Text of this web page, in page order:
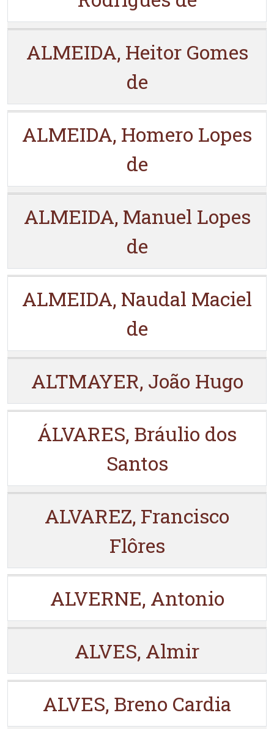
ALMEIDA, Heitor Gomes
de
ALMEIDA, Homero Lopes
de
ALMEIDA, Manuel Lopes
de
ALMEIDA, Naudal Maciel
de
ALTMAYER, João Hugo
ÁLVARES, Bráulio dos
Santos
ALVAREZ, Francisco
Flôres
ALVERNE, Antonio
ALVES, Almir
ALVES, Breno Cardia